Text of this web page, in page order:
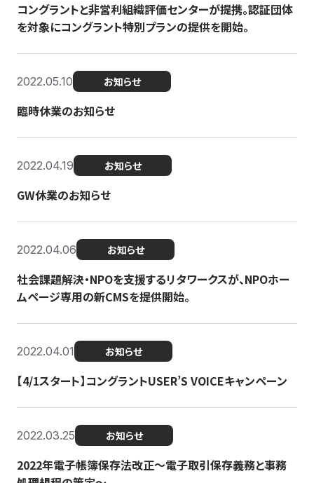
コングラントと非営利組織評価センターが提携。認証団体
を対象にコングラント特別プランの提供を開始。
2022.05.10 お知らせ
臨時休業のお知らせ
2022.04.19 お知らせ
GW休業のお知らせ
2022.04.06 お知らせ
社会課題解決・NPOを支援するリタワークスが、NPOホー
ムページ専用の新CMSを提供開始。
2022.04.01 お知らせ
【4/1スタート】コングラントUSER’S VOICEキャンペーン
2022.03.25 お知らせ
2022年電子帳簿保存法改正～電子取引保存義務と事務